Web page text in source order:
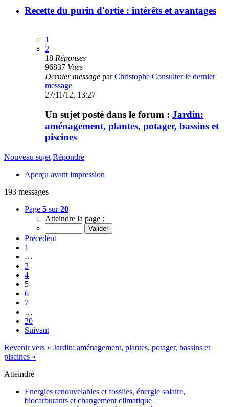
Recette du purin d'ortie : intérêts et avantages
1
2
18 Réponses
96837 Vues
Dernier message parChristophe Consulter le dernier
message
27/11/12, 13:27
Un sujet posté dans le forum : Jardin:
aménagement, plantes, potager, bassins et
piscines
Nouveau sujet Répondre
Aperçu avant impression
193 messages
Page 5 sur20
Atteindre la page :
Précédent
1
…
3
4
5
6
7
…
20
Suivant
Revenir vers « Jardin: aménagement, plantes, potager, bassins et
piscines »
Atteindre
Energies renouvelables et fossiles, énergie solaire,
biocarburants et changement climatique